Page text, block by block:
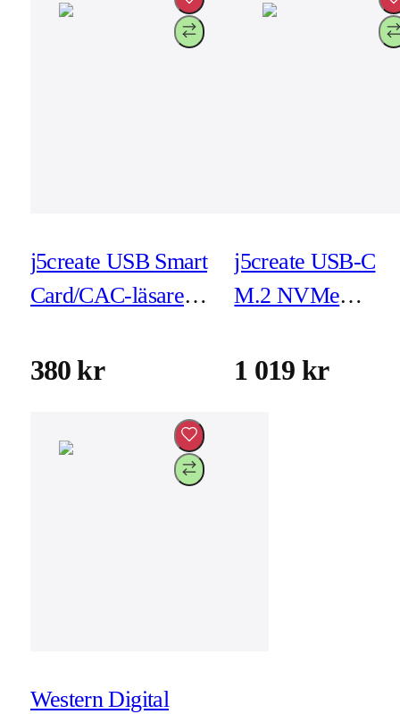
j5create USB Smart
Card/CAC-läsare
380 kr
j5create USB-C
M.2 NVMe
(JCD552)
1 019 kr
Western Digital